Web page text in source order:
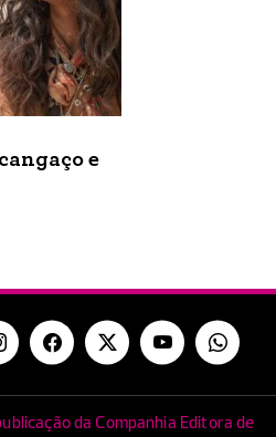
e
da Companhia Editora de